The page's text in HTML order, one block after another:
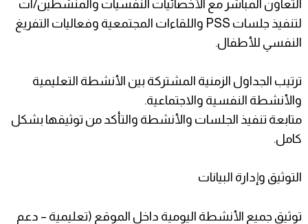
التعاون المباشر مع الأخصائيات النفسيات والمنشطين/ات
لتنفيذ جلسات PSS واللقاءات المجتمعية وفعاليات التفريغ
النفسي للأطفال.
ترتيب الجداول الزمنية المشتركة بين الأنشطة التعليمية
والأنشطة النفسية والاجتماعية.
متابعة تنفيذ الجلسات والأنشطة والتأكد من توثيقها بشكل
كامل.
التوثيق وإدارة البيانات
توثيق جميع الأنشطة اليومية داخل الموقع (تعليمية – دعم